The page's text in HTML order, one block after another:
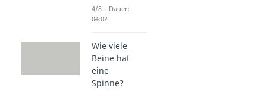
Fische
4/8 – Dauer:
04:02
Wie viele
Beine hat
eine
Spinne?